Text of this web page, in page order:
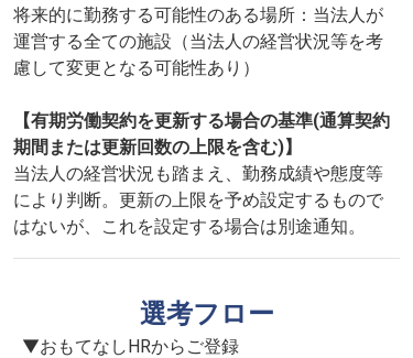
将来的に勤務する可能性のある場所：当法人が
運営する全ての施設（当法人の経営状況等を考
慮して変更となる可能性あり）
【有期労働契約を更新する場合の基準(通算契約
期間または更新回数の上限を含む)】
当法人の経営状況も踏まえ、勤務成績や態度等
により判断。更新の上限を予め設定するもので
はないが、これを設定する場合は別途通知。
選考フロー
▼おもてなしHRからご登録